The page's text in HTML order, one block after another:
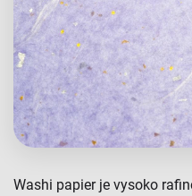
Washi papier je vysoko